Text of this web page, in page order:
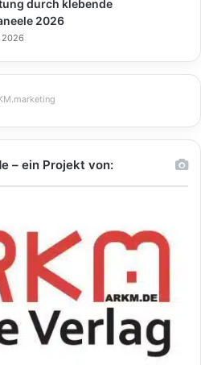
durch klebende
2026
2026
– ein Projekt von: